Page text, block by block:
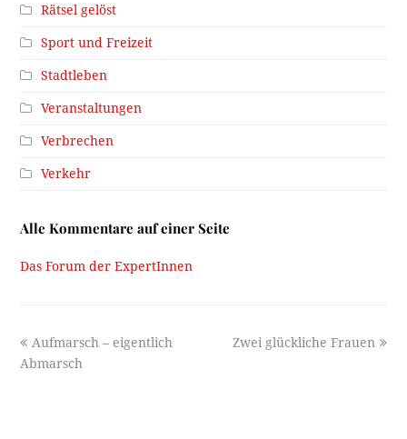
Rätsel gelöst
Sport und Freizeit
Stadtleben
Veranstaltungen
Verbrechen
Verkehr
Alle Kommentare auf einer Seite
Das Forum der ExpertInnen
previous
post:
Aufmarsch – eigentlich
Abmarsch
next
Zwei glückliche Frauen